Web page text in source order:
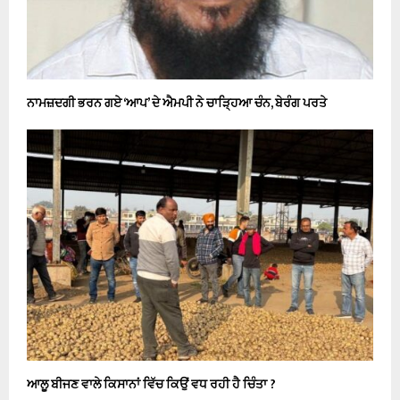
ਨਾਮਜ਼ਦਗੀ ਭਰਨ ਗਏ ‘ਆਪ’ ਦੇ ਐਮਪੀ ਨੇ ਚਾੜ੍ਹਿਆ ਚੰਨ, ਬੇਰੰਗ ਪਰਤੇ
ਆਲੂ ਬੀਜਣ ਵਾਲੇ ਕਿਸਾਨਾਂ ਵਿੱਚ ਕਿਉਂ ਵਧ ਰਹੀ ਹੈ ਚਿੰਤਾ ?